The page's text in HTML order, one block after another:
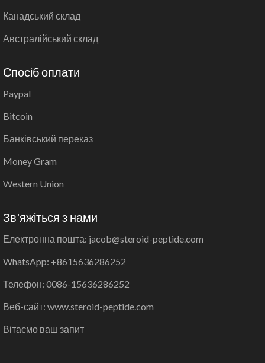
Канадський склад
Австралійський склад
Спосіб оплати
Paypal
Bitcoin
Банківський переказ
Money Gram
Western Union
Зв'яжіться з нами
Електронна пошта: jacob@steroid-peptide.com
WhatsApp: +8615636286252
Телефон: 0086-15636286252
Веб-сайт: www.steroid-peptide.com
Вітаємо ваш запит